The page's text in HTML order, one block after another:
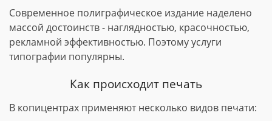
Современное полиграфическое издание наделено
массой достоинств - наглядностью, красочностью,
рекламной эффективностью. Поэтому услуги
типографии популярны.
Как происходит печать
В копицентрах применяют несколько видов печати: